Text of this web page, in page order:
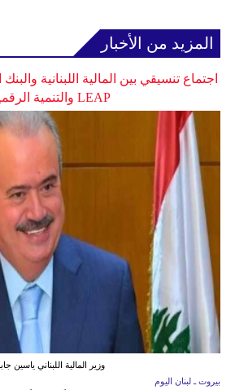
المزيد من الأخبار
اجتماع تنسيقي بين المالية اللبنانية
LEAP والتنمية الرقمية
وزير المالية اللبناني ياسين
بيروت ـ لبنان اليوم